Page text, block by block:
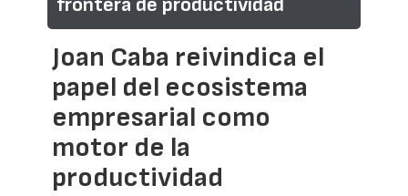
frontera de productividad
Joan Caba reivindica el
papel del ecosistema
empresarial como
motor de la
productividad